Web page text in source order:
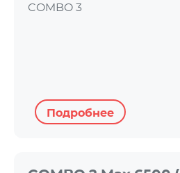
COMBO 3
Подробнее